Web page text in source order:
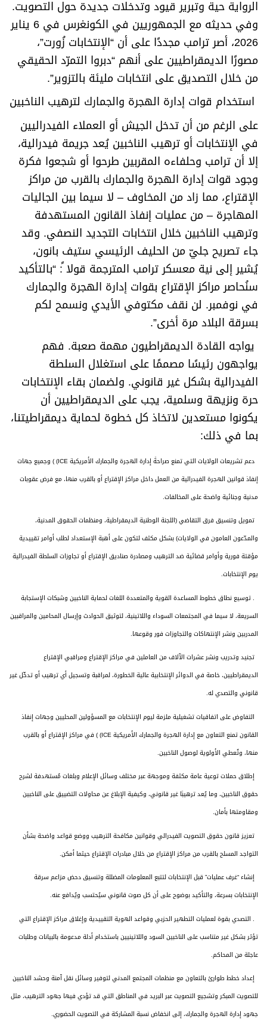
الرواية حية وتبرير قيود وتدخلات جديدة حول التصويت.
وفي حديثه مع الجمهوريين في الكونغرس في 6 يناير
2026، أصر ترامب مجددًا على أن “الإنتخابات زُورت”،
مصورًا الديمقراطيين على أنهم “دبروا التمرّد الحقيقي
من خلال التصديق على انتخابات مليئة بالتزوير”.
استخدام قوات إدارة الهجرة والجمارك لترهيب الناخبين
على الرغم من أن تدخل الجيش أو العملاء الفيدراليين
في الإنتخابات أو ترهيب الناخبين يُعد جريمة فيدرالية،
إلا أن ترامب وحلفاءه المقربين طرحوا أو شجعوا فكرة
وجود قوات إدارة الهجرة والجمارك بالقرب من مراكز
الإقتراع، مما زاد من المخاوف – لا سيما بين الجاليات
المهاجرة – من عمليات إنفاذ القانون المستهدفة
وترهيب الناخبين خلال انتخابات التجديد النصفي. وقد
جاء تصريح جليّ من الحليف الرئيسي ستيف بانون،
يُشير إلى نية معسكر ترامب المترجمة قولا ً: “بالتأكيد
سنُحاصر مراكز الإقتراع بقوات إدارة الهجرة والجمارك
في نوفمبر. لن نقف مكتوفي الأيدي ونسمح لكم
بسرقة البلاد مرة أخرى”.
يواجه القادة الديمقراطيون مهمة صعبة. فهم
يواجهون رئيسًا مصممًا على استغلال السلطة
الفيدرالية بشكل غير قانوني. ولضمان بقاء الإنتخابات
حرة ونزيهة وسلمية، يجب على الديمقراطيين أن
يكونوا مستعدين لاتخاذ كل خطوة لحماية ديمقراطيتنا،
بما في ذلك:
دعم تشريعات الولايات التي تمنع صراحةً إدارة الهجرة والجمارك الأمريكية
وجميع جهات
إنفاذ قوانين الهجرة الفيدرالية من العمل داخل مراكز الإقتراع أو بالقرب منها، مع فرض عقوبات
مدنية وجنائية واضحة على المخالفات.
تمويل وتنسيق فرق التقاضي (اللجنة الوطنية الديمقراطية، ومنظمات الحقوق المدنية،
والمدّعون العامون في الولايات) بشكل مكثف لتكون على أهبة الإستعداد لطلب أوامر تقييدية
مؤقتة فورية وأوامر قضائية ضد الترهيب ومصادرة صناديق الإقتراع أو تجاوزات السلطة الفيدرالية
يوم الإنتخابات.
.توسيع نطاق خطوط المساعدة القوية والمتعددة اللغات لحماية الناخبين وشبكات الإستجابة
السريعة، لا سيما في المجتمعات السوداء واللاتينية، لتوثيق الحوادث وإرسال المحامين والمراقبين
المدربين ونشر الإنتهاكات والتجاوزات فور وقوعها.
تجنيد وتدريب ونشر عشرات الآلاف من العاملين في مراكز الإقتراع ومراقبي الإقتراع
الديمقراطيين، خاصة في الدوائر الإنتخابية عالية الخطورة، لمراقبة وتسجيل أي ترهيب أو تدخّل غير
قانوني والتصدي له.
التفاوض على اتفاقيات تشغيلية ملزمة ليوم الإنتخابات مع المسؤولين المحليين وجهات إنفاذ
القانون تمنع التعاون مع إدارة الهجرة والجمارك الأمريكية
في مراكز الإقتراع أو بالقرب
منها، وتُعطي الأولوية لوصول الناخبين.
إطلاق حملات توعية عامة مكثفة وموجهة عبر مختلف وسائل الإعلام وبلغات مُستهدفة لشرح
حقوق الناخبين، وما يُعد ترهيبًا غير قانوني، وكيفية الإبلاغ عن محاولات التضييق على الناخبين
ومقاومتها بأمان.
تعزيز قانون حقوق التصويت الفيدرالي وقوانين مكافحة الترهيب ووضع قواعد واضحة بشأن
التواجد المسلح بالقرب من مراكز الإقتراع من خلال مبادرات الإقتراع حيثما أمكن.
إنشاء “غرف عمليات” قبل الإنتخابات لتتبع المعلومات المضللة وتنسيق دحض مزاعم سرقة
الإنتخابات بسرعة، والتأكيد بوضوح على أن كل صوت قانوني سيُحتسب ويُدافع عنه.
. التصدي بقوة لعمليات التطهير الحزبي وقواعد الهوية التقييدية وإغلاق مراكز الإقتراع التي
تؤثر بشكل غير متناسب على الناخبين السود واللاتينيين باستخدام أدلة مدعومة بالبيانات وطلبات
عاجلة من المحاكم.
إعداد خطط طوارئ بالتعاون مع منظمات المجتمع المدني لتوفير وسائل نقل آمنة وحشد الناخبين
للتصويت المبكر وتشجيع التصويت عبر البريد في المناطق التي قد تؤدي فيها جهود الترهيب، مثل
جهود إدارة الهجرة والجمارك، إلى انخفاض نسبة المشاركة في التصويت الحضوري.